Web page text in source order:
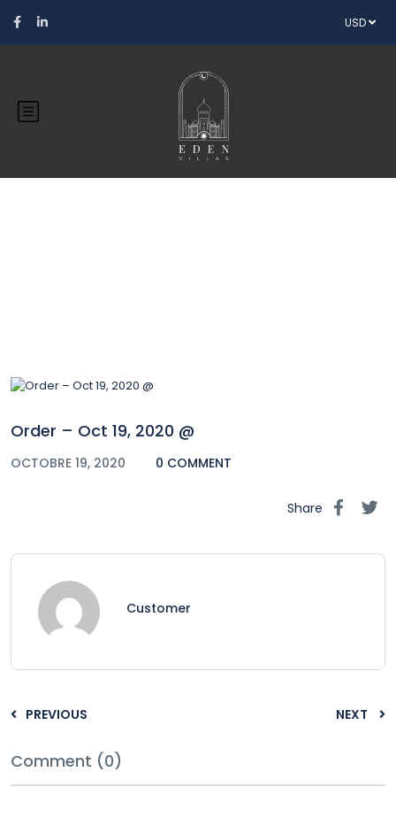
USD
Order – Oct 19, 2020 @
OCTOBRE 19, 2020 0 COMMENT
Share
Customer
PREVIOUS NEXT
Comment (0)